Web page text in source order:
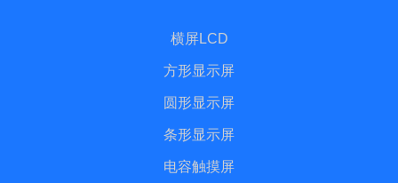
横屏LCD
方形显示屏
圆形显示屏
条形显示屏
电容触摸屏